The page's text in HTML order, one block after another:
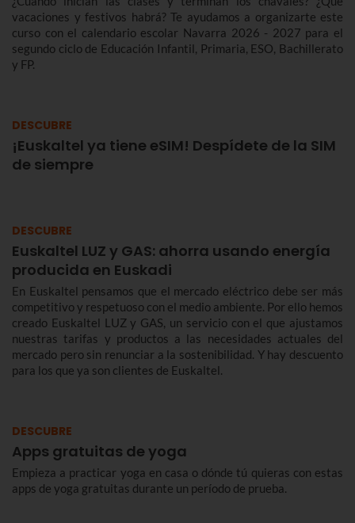
vacaciones y festivos habrá? Te ayudamos a organizarte este
curso con el calendario escolar Navarra 2026 - 2027 para el
segundo ciclo de Educación Infantil, Primaria, ESO, Bachillerato
y FP.
DESCUBRE
¡Euskaltel ya tiene eSIM! Despídete de la SIM
de siempre
DESCUBRE
Euskaltel LUZ y GAS: ahorra usando energía
producida en Euskadi
En Euskaltel pensamos que el mercado eléctrico debe ser más
competitivo y respetuoso con el medio ambiente. Por ello hemos
creado Euskaltel LUZ y GAS, un servicio con el que ajustamos
nuestras tarifas y productos a las necesidades actuales del
mercado pero sin renunciar a la sostenibilidad. Y hay descuento
para los que ya son clientes de Euskaltel.
DESCUBRE
Apps gratuitas de yoga
Empieza a practicar yoga en casa o dónde tú quieras con estas
apps de yoga gratuitas durante un período de prueba.